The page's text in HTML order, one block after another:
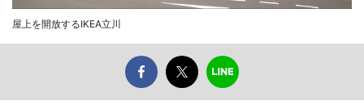
屋上を開放するIKEA立川